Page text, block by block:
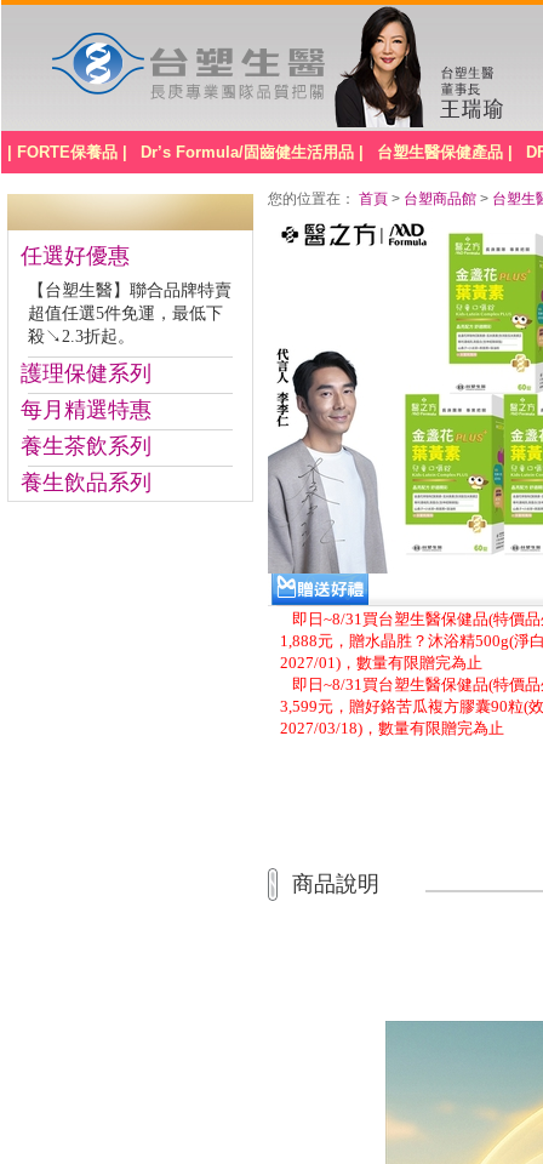
| FORTE保養品 | Dr’s Formula/固齒健生活用品 | 台塑生醫保健產品 |
任選好優惠
【台塑生醫】聯合品牌特賣
超值任選5件免運，最低下
殺↘2.3折起。
護理保健系列
每月精選特惠
養生茶飲系列
養生飲品系列
您的位置在： 首頁 > 台塑商品館 > 台塑生
即日~8/31買台塑生醫保健品(特價
1,888元，贈水晶胜？沐浴精500g(淨
2027/01)，數量有限贈完為止
即日~8/31買台塑生醫保健品(特價
3,599元，贈好鉻苦瓜複方膠囊90粒(
2027/03/18)，數量有限贈完為止
商品說明